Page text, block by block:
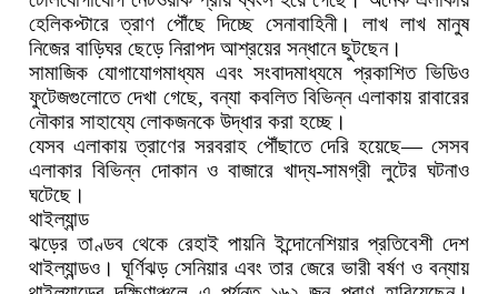
হেলিকপ্টারে ত্রাণ পৌঁছে দিচ্ছে সেনাবাহিনী। লাখ লাখ মানুষ
নিজের বাড়িঘর ছেড়ে নিরাপদ আশ্রয়ের সন্ধানে ছুটছেন।
সামাজিক যোগাযোগমাধ্যম এবং সংবাদমাধ্যমে প্রকাশিত ভিডিও
ফুটেজগুলোতে দেখা গেছে, বন্যা কবলিত বিভিন্ন এলাকায় রাবারের
নৌকার সাহায্যে লোকজনকে উদ্ধার করা হচ্ছে।
যেসব এলাকায় ত্রাণের সরবরাহ পৌঁছাতে দেরি হয়েছে— সেসব
এলাকার বিভিন্ন দোকান ও বাজারে খাদ্য-সামগ্রী লুটের ঘটনাও
ঘটেছে।
থাইল্যান্ড
ঝড়ের তাণ্ডব থেকে রেহাই পায়নি ইন্দোনেশিয়ার প্রতিবেশী দেশ
থাইল্যান্ডও। ঘূর্ণিঝড় সেনিয়ার এবং তার জেরে ভারী বর্ষণ ও বন্যায়